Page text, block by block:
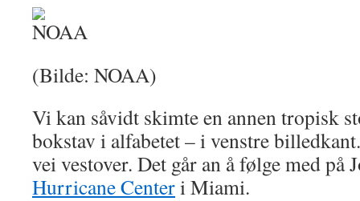
(Bilde: NOAA)
Vi kan såvidt skimte en annen tropisk
bokstav i alfabetet – i venstre
vei vestover. Det går an å følge med på
Hurricane Centeri Miami.